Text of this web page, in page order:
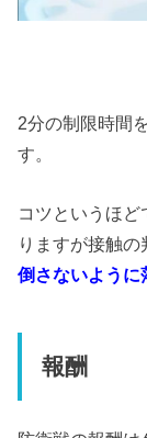
2分の制限時間
す。
コツというほ
りますが接触
倒さないように
報酬